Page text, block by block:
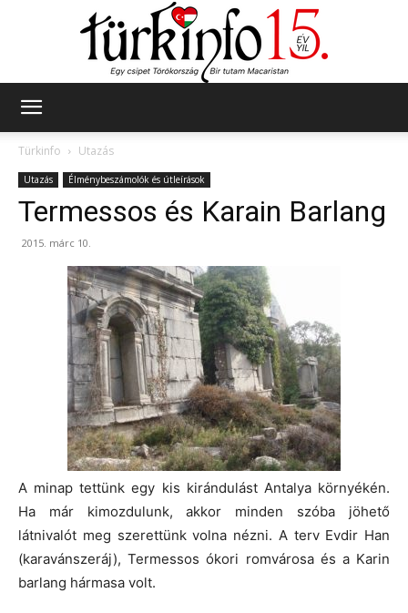
Türkinfo
Utazás
Utazás Élménybeszámolók és útleírások
Termessos és Karain Barlang
2015. márc 10.
A minap tettünk egy kis kirándulást Antalya környékén.
Ha már kimozdulunk, akkor minden szóba jöhető
látnivalót meg szerettünk volna nézni. A terv Evdir Han
(karavánszeráj), Termessos ókori romvárosa és a Karin
barlang hármasa volt.